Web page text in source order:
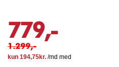
779,-
1.299,-